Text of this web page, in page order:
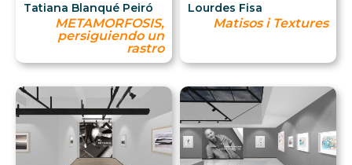
Tatiana Blanqué Peiró
METAMORFOSIS,
persiguiendo un
rastro
Lourdes Fisa
Matisos i Textures